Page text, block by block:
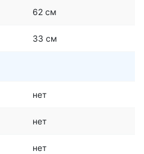
62 см
33 см
нет
нет
нет